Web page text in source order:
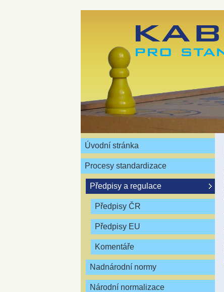
Úvodní stránka
Procesy standardizace
Předpisy a regulace
Předpisy ČR
Předpisy EU
Komentáře
Nadnárodní normy
Národní normalizace